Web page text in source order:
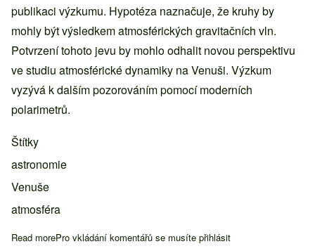
publikaci výzkumu. Hypotéza naznačuje, že kruhy by
mohly být výsledkem atmosférických gravitačních vln.
Potvrzení tohoto jevu by mohlo odhalit novou perspektivu
ve studiu atmosférické dynamiky na Venuši. Výzkum
vyzývá k dalším pozorováním pomocí moderních
polarimetrů.
Štítky
astronomie
Venuše
atmosféra
Read moreabout Objeveny obří kruhy v atmosféře Venuše
Pro vkládání komentářů se musíte přihlásit